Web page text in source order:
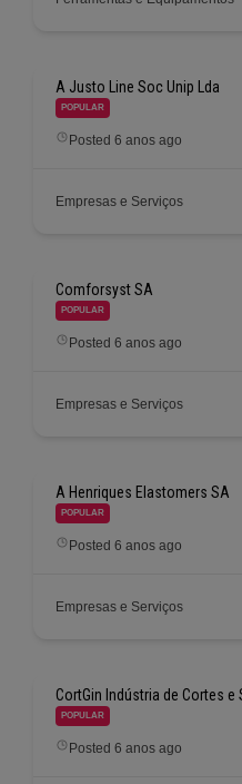
A Justo Line Soc Unip Lda
POPULAR
Posted 6 anos ago
Empresas e Serviços
Comforsyst SA
POPULAR
Posted 6 anos ago
Empresas e Serviços
A Henriques Elastomers SA
POPULAR
Posted 6 anos ago
Empresas e Serviços
CortGin Indústria de Cortes
POPULAR
Posted 6 anos ago